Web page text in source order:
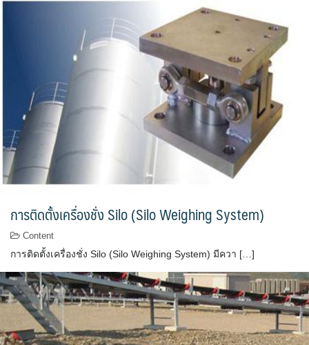
การติดตั้งเครื่องชั่ง Silo (Silo Weighing System)
Content
การติดตั้งเครื่องชั่ง Silo (Silo Weighing System) มีควา […]